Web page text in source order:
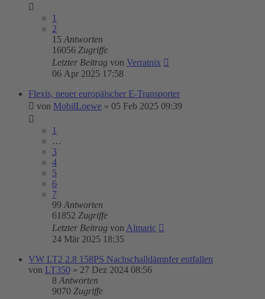
1
2
15 Antworten
16056 Zugriffe
Letzter Beitrag von Verratnix
06 Apr 2025 17:58
Flexis, neuer europäischer E-Transporter
von MobilLoewe » 05 Feb 2025 09:39
1
…
3
4
5
6
7
99 Antworten
61852 Zugriffe
Letzter Beitrag von Almaric
24 Mär 2025 18:35
VW LT2 2.8 158PS Nachschalldämpfer entfallen
von LT350 » 27 Dez 2024 08:56
8 Antworten
9070 Zugriffe